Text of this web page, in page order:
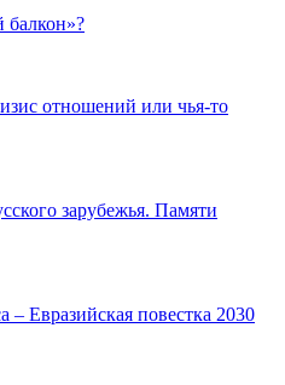
балкон»?
отношений или чья-то
зарубежья. Памяти
– Евразийская повестка 2030